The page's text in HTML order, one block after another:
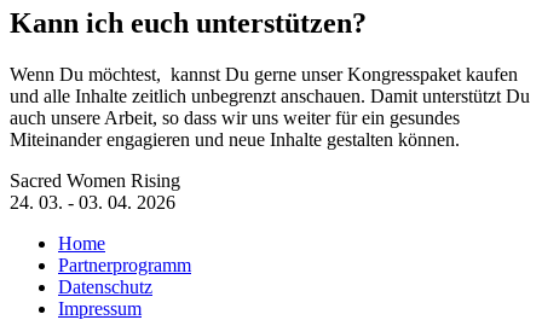
Kann ich euch unterstützen?
Wenn Du möchtest, kannst Du gerne unser Kongresspaket kaufen
und alle Inhalte zeitlich unbegrenzt anschauen. Damit unterstützt Du
auch unsere Arbeit, so dass wir uns weiter für ein gesundes
Miteinander engagieren und neue Inhalte gestalten können.
Sacred Women Rising
24. 03. - 03. 04. 2026
Home
Partnerprogramm
Datenschutz
Impressum